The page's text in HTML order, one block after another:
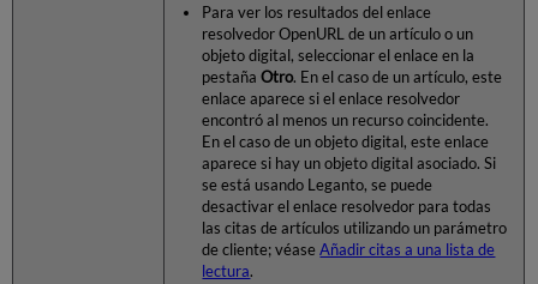
Para ver los resultados del enlace
resolvedor OpenURL de un artículo o un
objeto digital, seleccionar el enlace en la
pestañaOtro. En el caso de un artículo, este
enlace aparece si el enlace resolvedor
encontró al menos un recurso coincidente.
En el caso de un objeto digital, este enlace
aparece si hay un objeto digital asociado. Si
se está usando Leganto, se puede
desactivar el enlace resolvedor para todas
las citas de artículos utilizando un parámetro
de cliente; véaseAñadir citas a una lista de
lectura.